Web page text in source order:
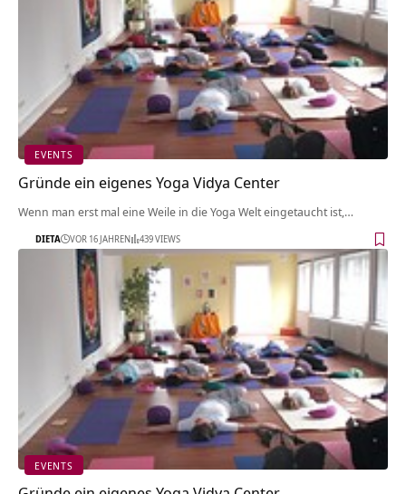
EVENTS
Gründe ein eigenes Yoga Vidya Center
Wenn man erst mal eine Weile in die Yoga Welt eingetaucht ist,…
DIETA VOR 16 JAHREN 439 VIEWS
EVENTS